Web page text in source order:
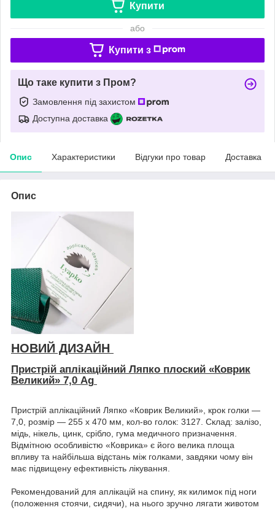
Купити
або
Купити з
Що таке купити з Пром?
Замовлення під захистом
Доступна доставка
Опис Характеристики Відгуки про товар Доставка
Опис
НОВИЙ ДИЗАЙН
Пристрій аплікаційний Ляпко плоский «Коврик
Великий» 7,0 Ag
Пристрій аплікаційний Ляпко «Коврик Великий», крок голки —
7,0, розмір — 255 х 470 мм, кол-во голок: 3127. Склад: залізо,
мідь, нікель, цинк, срібло, гума медичного призначення.
Відмітною особливістю «Коврика» є його велика площа
впливу та найбільша відстань між голками, завдяки чому він
має підвищену ефективність лікування.
Рекомендований для аплікацій на спину, як килимок під ноги
(положення стоячи, сидячи), на нього зручно лягати животом